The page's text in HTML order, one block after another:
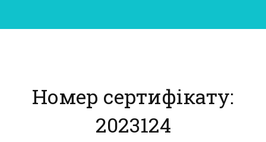
Матеріали
Нас підтримують
Номер сертифікату:
2023124